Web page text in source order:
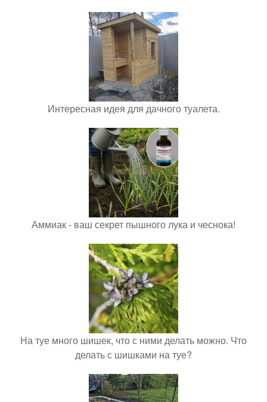
Интересная идея для дачного туалета.
Аммиак - ваш секрет пышного лука и чеснока!
На туе много шишек, что с ними делать можно. Что
делать с шишками на туе?